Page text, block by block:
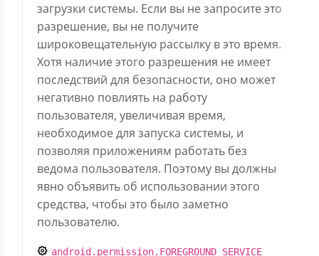
загрузки системы. Если вы не запросите это
разрешение, вы не получите
широковещательную рассылку в это время.
Хотя наличие этого разрешения не имеет
последствий для безопасности, оно может
негативно повлиять на работу
пользователя, увеличивая время,
необходимое для запуска системы, и
позволяя приложениям работать без
ведома пользователя. Поэтому вы должны
явно объявить об использовании этого
средства, чтобы это было заметно
пользователю.
android.permission.FOREGROUND_SERVICE